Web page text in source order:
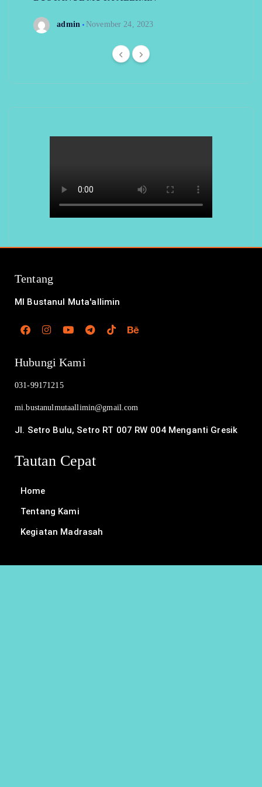
admin November 24, 2023
Tentang
MI Bustanul Muta'allimin
Hubungi Kami
031-99171215
mi.bustanulmutaallimin@gmail.com
Jl. Setro Bulu, Setro RT 007 RW 004 Menganti Gresik
Tautan Cepat
Home
Tentang Kami
Kegiatan Madrasah